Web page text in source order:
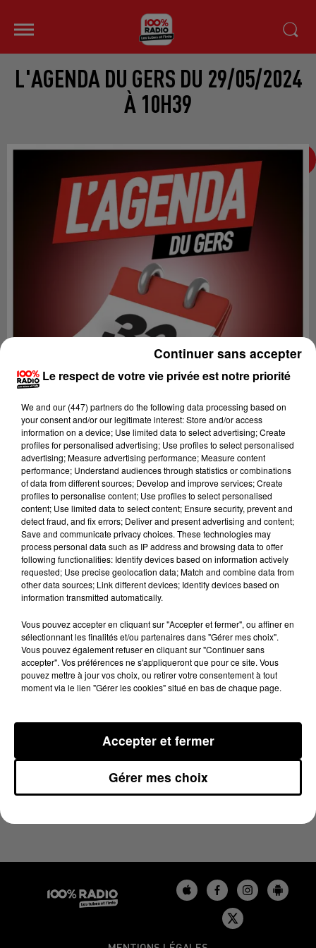
L'AGENDA DU GERS DU 29/05/2024
À 10H39
Lecture (1 min 14 sec)
100%
29 mai 2024 - 1 min 14 sec
L'AGENDA DU GERS DU 29/05/2024 À 10H39
Le respect de votre vie privée est notre priorité
We and our (447) partnersdo the following data processing based on
your consent and/or our legitimate interest: Store and/or access
information on a device; Use limited data to select advertising; Create
profiles for personalised advertising; Use profiles to select personalised
advertising; Measure advertising performance; Measure content
performance; Understand audiences through statistics or combinations
of data from different sources; Develop and improve services; Create
profiles to personalise content; Use profiles to select personalised
content; Use limited data to select content; Ensure security, prevent and
detect fraud, and fix errors; Deliver and present advertising and content;
Save and communicate privacy choices. These technologies may
process personal data such as IP address and browsing data to offer
following functionalities: Identify devices based on information actively
requested; Use precise geolocation data; Match and combine data from
other data sources; Link different devices; Identify devices based on
information transmitted automatically.
Vous pouvez accepter en cliquant sur "Accepter et fermer", ou affiner en
sélectionnant les finalités et/ou partenaires dans "Gérer mes choix".
Vous pouvez également refuser en cliquant sur "Continuer sans
accepter". Vos préférences ne s'appliqueront que pour ce site. Vous
pouvez mettre à jour vos choix, ou retirer votre consentement à tout
moment via le lien "Gérer les cookies" situé en bas de chaque page.
Gérer mes choix
Accepter et fermer
Continuer sans accepter